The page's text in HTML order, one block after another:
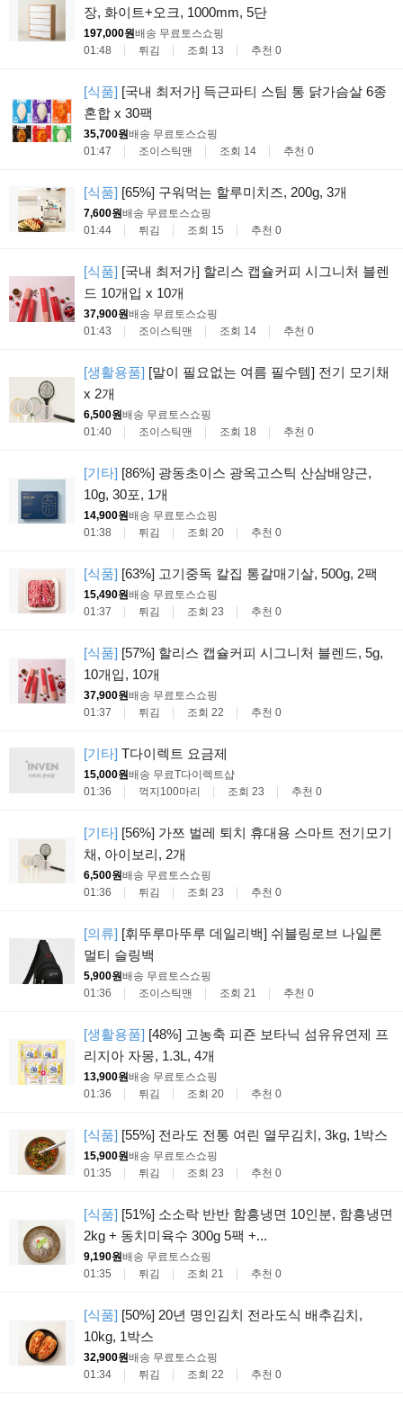
장, 화이트+오크, 1000mm, 5단
197,000원배송 무료 토스쇼핑
01:48
튀김 조회 13 추천 0
[식품] [국내 최저가] 득근파티 스팀 통 닭가슴살 6종
혼합 x 30팩
35,700원배송 무료 토스쇼핑
01:47
조이스틱맨 조회 14 추천 0
[식품] [65%] 구워먹는 할루미치즈, 200g, 3개
7,600원배송 무료 토스쇼핑
01:44
튀김 조회 15 추천 0
[식품] [국내 최저가] 할리스 캡슐커피 시그니처 블렌
드 10개입 x 10개
37,900원배송 무료 토스쇼핑
01:43
조이스틱맨 조회 14 추천 0
[생활용품] [말이 필요없는 여름 필수템] 전기 모기채
x 2개
6,500원배송 무료 토스쇼핑
01:40
조이스틱맨 조회 18 추천 0
[기타] [86%] 광동초이스 광옥고스틱 산삼배양근,
10g, 30포, 1개
14,900원배송 무료 토스쇼핑
01:38
튀김 조회 20 추천 0
[식품] [63%] 고기중독 칼집 통갈매기살, 500g, 2팩
15,490원배송 무료 토스쇼핑
01:37
튀김 조회 23 추천 0
[식품] [57%] 할리스 캡슐커피 시그니처 블렌드, 5g,
10개입, 10개
37,900원배송 무료 토스쇼핑
01:37
튀김 조회 22 추천 0
[기타] T다이렉트 요금제
15,000원배송 무료T다이렉트샵
01:36
꺽지100마리 조회 23 추천 0
[기타] [56%] 가쯔 벌레 퇴치 휴대용 스마트 전기모기
채, 아이보리, 2개
6,500원배송 무료 토스쇼핑
01:36
튀김 조회 23 추천 0
[의류] [휘뚜루마뚜루 데일리백] 쉬블링로브 나일론
멀티 슬링백
5,900원배송 무료 토스쇼핑
01:36
조이스틱맨 조회 21 추천 0
[생활용품] [48%] 고농축 피죤 보타닉 섬유유연제 프
리지아 자몽, 1.3L, 4개
13,900원배송 무료 토스쇼핑
01:36
튀김 조회 20 추천 0
[식품] [55%] 전라도 전통 여린 열무김치, 3kg, 1박스
15,900원배송 무료 토스쇼핑
01:35
튀김 조회 23 추천 0
[식품] [51%] 소소락 반반 함흥냉면 10인분, 함흥냉면
2kg + 동치미육수 300g 5팩 +...
9,190원배송 무료 토스쇼핑
01:35
튀김 조회 21 추천 0
[식품] [50%] 20년 명인김치 전라도식 배추김치,
10kg, 1박스
32,900원배송 무료 토스쇼핑
01:34
튀김 조회 22 추천 0